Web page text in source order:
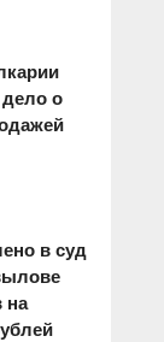
дело о
в суд
на